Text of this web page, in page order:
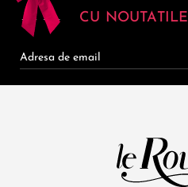
CU NOUTATILE